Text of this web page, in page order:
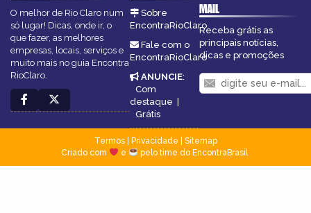
O melhor de Rio Claro num
só lugar! Dicas, onde ir, o
que fazer, as melhores
empresas, locais, serviços e
muito mais no guia Encontra
RioClaro.
Sobre
EncontraRioClaro
Fale com o
EncontraRioClaro
ANUNCIE:
Com
destaque
Grátis
MAIL
Receba grátis as
principais notícias,
dicas e promoções
Termos| Privacidade
Sitemap
Criado com
e pelo time do EncontraBrasil